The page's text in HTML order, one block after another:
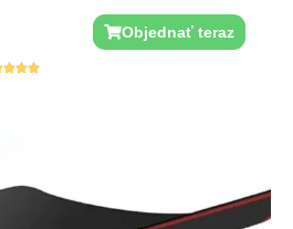
Objednať teraz
